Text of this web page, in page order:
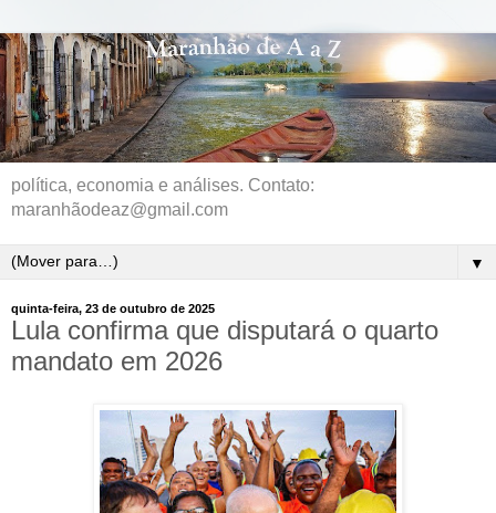
política, economia e análises. Contato:
maranhãodeaz@gmail.com
▼
quinta-feira, 23 de outubro de 2025
Lula confirma que disputará o quarto
mandato em 2026